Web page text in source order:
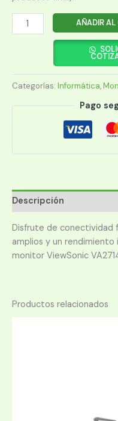
MONITOR
VIEWSONIC
H
IPS
AÑADIR AL
Categorías: Informática,
Pago
Descripción
Disfrute de conectividad
amplios y un
monitor ViewSonic
Productos relacionados